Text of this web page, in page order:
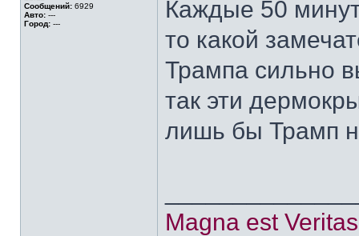
Сообщений: 6929
Авто: ---
Город: ---
Каждые 50
то какой
Трампа сильно
так эти
лишь бы Трамп
Magna est